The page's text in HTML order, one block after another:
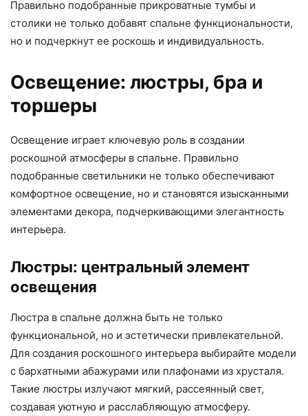
Правильно подобранные прикроватные тумбы и
столики не только добавят спальне функциональности,
но и подчеркнут ее роскошь и индивидуальность.
Освещение: люстры, бра и
торшеры
Освещение играет ключевую роль в создании
роскошной атмосферы в спальне. Правильно
подобранные светильники не только обеспечивают
комфортное освещение, но и становятся изысканными
элементами декора, подчеркивающими элегантность
интерьера.
Люстры: центральный элемент
освещения
Люстра в спальне должна быть не только
функциональной, но и эстетически привлекательной.
Для создания роскошного интерьера выбирайте модели
с бархатными абажурами или плафонами из хрусталя.
Такие люстры излучают мягкий, рассеянный свет,
создавая уютную и расслабляющую атмосферу.